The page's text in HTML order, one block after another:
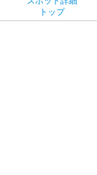
トップ